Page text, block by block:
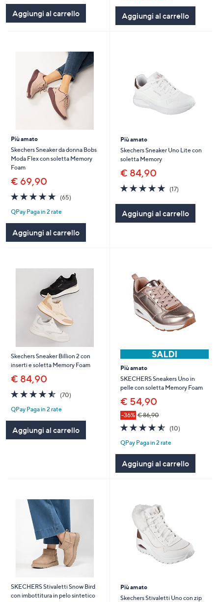
Aggiungi al carrello Aggiungi al carrello
Più amato
Skechers Sneaker da donna Bobs
Moda Flex con soletta Memory
Foam
€ 69,90
4.7
of
5
(65)65
QPay Paga in 2 rate
Aggiungi al carrello
Più amato
Skechers Sneaker Uno Lite con
soletta Memory
€ 84,90
4.9
of
5
Stars
(17)17
Aggiungi al carrello
Skechers Sneaker Billion 2 con
inserti e soletta Memory Foam
€ 84,90
4.5
of
5
(70)
QPay Paga in 2 rate
Aggiungi al carrello
Più amato
SKECHERS Sneakers Uno in
pelle con soletta Memory Foam
€ 54,90
-36% € 86,90
4.5
of
5
(10)
QPay Paga in 2 rate
Aggiungi al carrello
SKECHERS Stivaletti Snow Bird
con imbottitura in pelo sintetico
Più amato
Skechers Stivaletti Uno con zip